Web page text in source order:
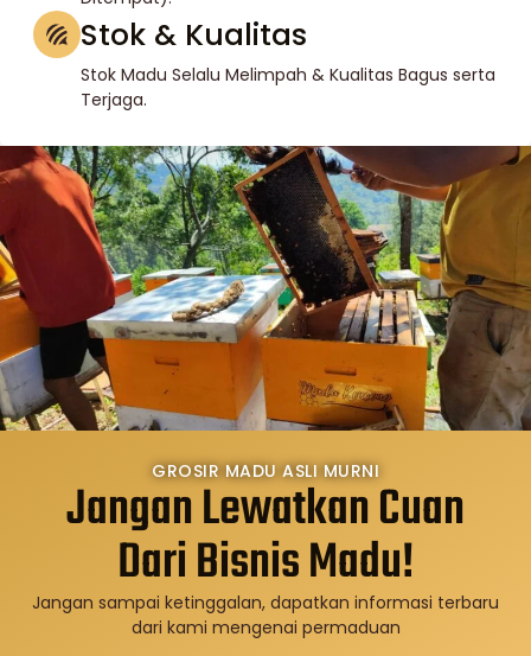
Stok & Kualitas
Stok Madu Selalu Melimpah & Kualitas Bagus serta
Terjaga.
GROSIR MADU ASLI MURNI
Jangan Lewatkan Cuan
Dari Bisnis Madu!
Jangan sampai ketinggalan, dapatkan informasi terbaru
dari kami mengenai permaduan